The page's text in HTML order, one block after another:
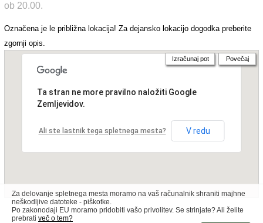
ob 20.00.
Označena je le približna lokacija! Za dejansko lokacijo dogodka preberite
zgornji opis.
Ta stran ne more pravilno naložiti Google
Zemljevidov.
Ali ste lastnik tega spletnega mesta? V redu
Izračunaj pot Povečaj
Za delovanje spletnega mesta moramo na vaš računalnik shraniti majhne
neškodljive datoteke - piškotke.
Po zakonodaji EU moramo pridobiti vašo privolitev. Se strinjate? Ali želite
prebrati več o tem?